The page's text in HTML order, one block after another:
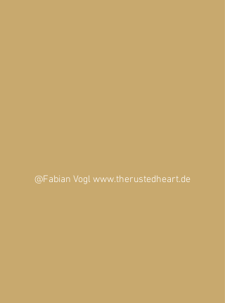
@Fabian Vogl www.therustedheart.de